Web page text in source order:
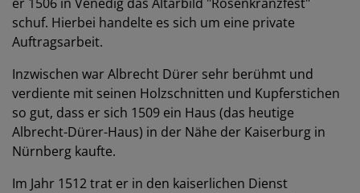
schuf. Hierbei handelte es sich um eine private
Auftragsarbeit.
Inzwischen war Albrecht Dürer sehr berühmt und
verdiente mit seinen Holzschnitten und Kupferstichen
so gut, dass er sich 1509 ein Haus (das heutige
Albrecht-Dürer-Haus) in der Nähe der Kaiserburg in
Nürnberg kaufte.
Im Jahr 1512 trat er in den kaiserlichen Dienst